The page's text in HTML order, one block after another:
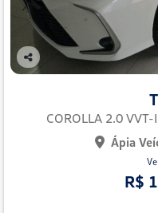
Co
COROLLA 2.0 VVT-
Ápia
R$